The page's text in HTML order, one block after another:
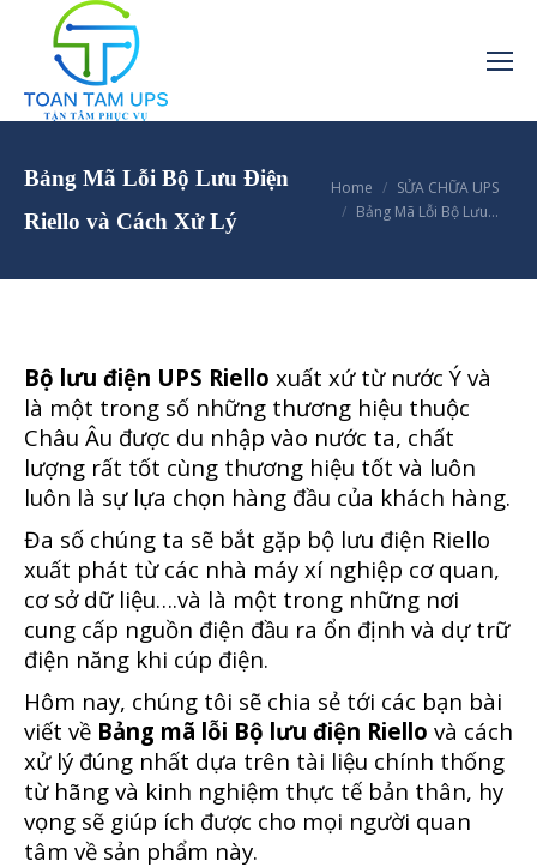
Bảng Mã Lỗi Bộ Lưu Điện
Riello và Cách Xử Lý
You are here:
Home
SỬA CHỮA UPS
Bảng Mã Lỗi Bộ Lưu…
Bộ lưu điện UPS Riello xuất xứ từ nước Ý và
là một trong số những thương hiệu thuộc
Châu Âu được du nhập vào nước ta, chất
lượng rất tốt cùng thương hiệu tốt và luôn
luôn là sự lựa chọn hàng đầu của khách hàng.
Đa số chúng ta sẽ bắt gặp bộ lưu điện Riello
xuất phát từ các nhà máy xí nghiệp cơ quan,
cơ sở dữ liệu….và là một trong những nơi
cung cấp nguồn điện đầu ra ổn định và dự trữ
điện năng khi cúp điện.
Hôm nay, chúng tôi sẽ chia sẻ tới các bạn bài
viết về Bảng mã lỗi Bộ lưu điện Riello và cách
xử lý đúng nhất dựa trên tài liệu chính thống
từ hãng và kinh nghiệm thực tế bản thân, hy
vọng sẽ giúp ích được cho mọi người quan
tâm về sản phẩm này.